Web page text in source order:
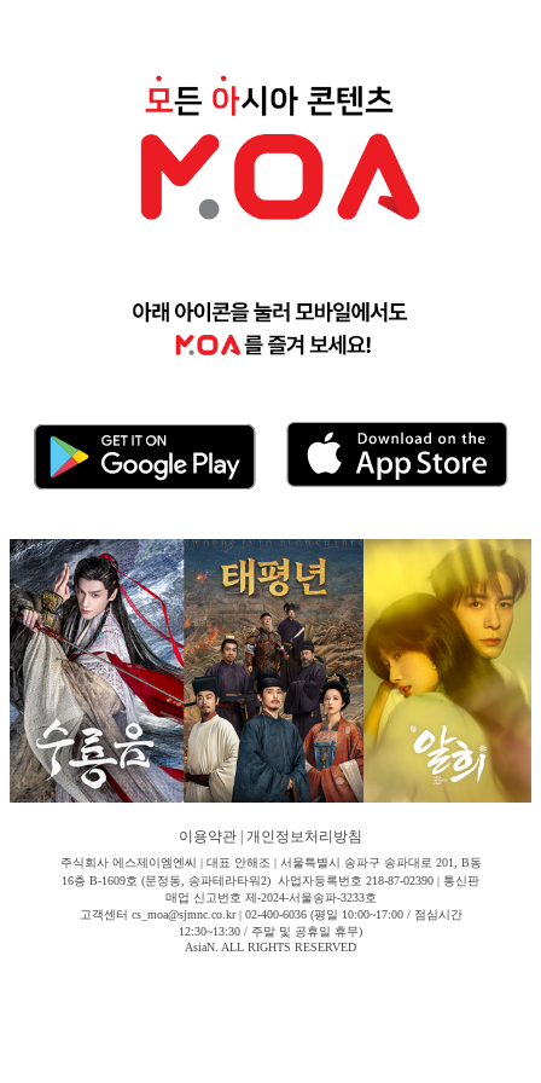
이용약관 개인정보처리방침
주식회사 에스제이엠엔씨 | 대표 안해조 | 서울특별시 송파구 송파대로 201, B동
16층 B-1609호 (문정동, 송파테라타워2) 사업자등록번호 218-87-02390 | 통신판
매업 신고번호 제-2024-서울송파-3233호
고객센터 cs_moa@sjmnc.co.kr | 02-400-6036 (평일 10:00~17:00 / 점심시간
12:30~13:30 / 주말 및 공휴일 휴무)
AsiaN. ALL RIGHTS RESERVED